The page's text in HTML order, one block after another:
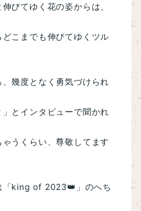
びてゆく花の姿からは、
こまでも伸びてゆくツル
幾度となく勇気づけられ
」とインタビューで聞かれ
ゃうくらい、尊敬してます
「king of 2023👑」のへち